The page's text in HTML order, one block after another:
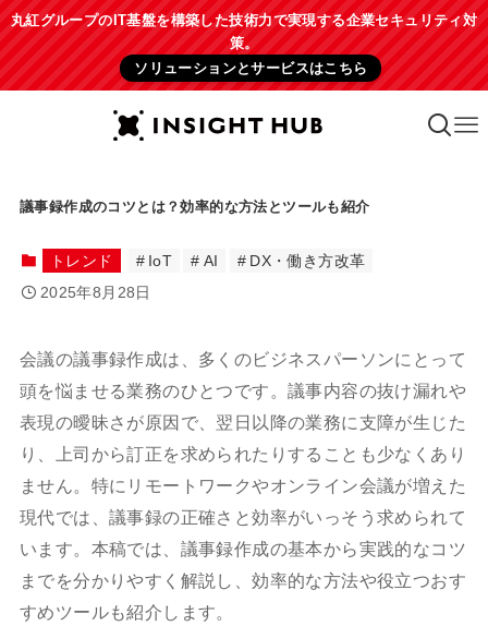
丸紅グループのIT基盤を構築した技術力で実現する企業セキュリティ対
策。
ソリューションとサービスはこちら
議事録作成のコツとは？効率的な方法とツールも紹介
トレンド IoT AI
DX・働き方改革
2025年8月28日
会議の議事録作成は、多くのビジネスパーソンにとって
頭を悩ませる業務のひとつです。議事内容の抜け漏れや
表現の曖昧さが原因で、翌日以降の業務に支障が生じた
り、上司から訂正を求められたりすることも少なくあり
ません。特にリモートワークやオンライン会議が増えた
現代では、議事録の正確さと効率がいっそう求められて
います。本稿では、議事録作成の基本から実践的なコツ
までを分かりやすく解説し、効率的な方法や役立つおす
すめツールも紹介します。